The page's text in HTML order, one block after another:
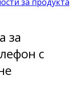
за
с